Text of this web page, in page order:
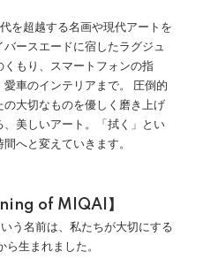
を超越する名画や現代アートを
ースエードに宿したラグジュ
もり、スマートフォンの指
車のインテリアまで。 圧倒的
大切なものを優しく磨き上げ
、美しいアート。「拭く」とい
へと変えていきます。
of MIQAI】
う名前は、私たちが大切にする
ら生まれました。